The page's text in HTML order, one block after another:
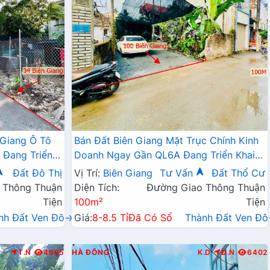
Ô Tô
Triển
Đất Đô Thị
Thuận
Tiện
Đất Ven Đô→
Bán Đất Biên Giang Mặt Trục Chính Kinh
Doanh Ngay Gần QL6A Đang Triển Khai
Mở Rộng
Vị Trí: Biên Giang Tư Vấn
Đất Thổ Cư
Diện Tích:
100m²
Đường Giao Thông Thuận
Tiện
Giá:8-8.5 TỉĐã Có Sổ Thành Đất Ven
T.N 4895 HÀ ĐÔNG K.D Đ.N 6402